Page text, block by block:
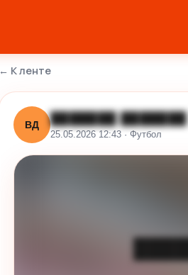
← К ленте
ВД ███████ ███████
25.05.2026 12:43 · Футбол